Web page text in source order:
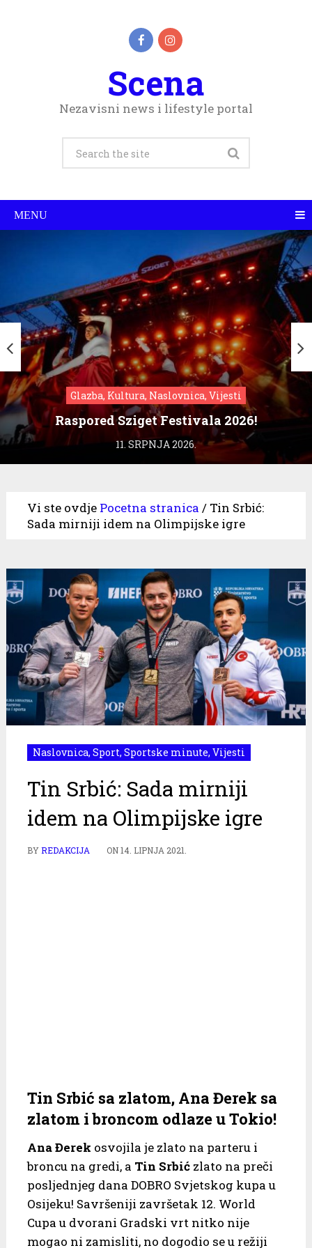
Scena
Nezavisni news i lifestyle portal
MENU
Glazba, Kultura, Naslovnica, Vijesti
Raspored Sziget Festivala 2026!
11. SRPNJA 2026.
Vi ste ovdje Pocetna stranica / Tin Srbić:
Sada mirniji idem na Olimpijske igre
Naslovnica, Sport, Sportske minute, Vijesti
Tin Srbić: Sada mirniji
idem na Olimpijske igre
BYREDAKCIJA ON14. LIPNJA 2021.
Tin Srbić sa zlatom, Ana Đerek sa
zlatom i broncom odlaze u Tokio!
Ana Đerek osvojila je zlato na parteru i
broncu na gredi, a Tin Srbićzlato na preči
posljednjeg dana DOBRO Svjetskog kupa u
Osijeku! Savršeniji završetak 12. World
Cupa u dvorani Gradski vrt nitko nije
mogao ni zamisliti, no dogodio se u režiji